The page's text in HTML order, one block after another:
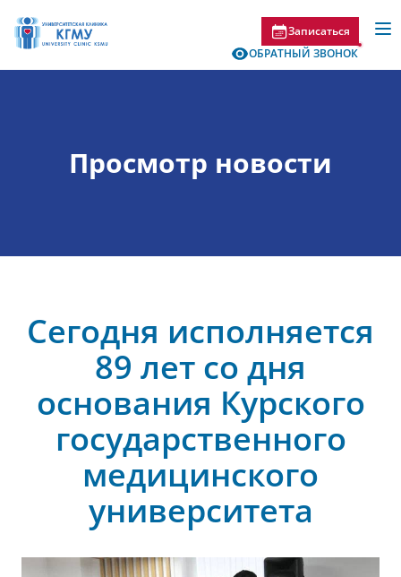
Записаться
ОБРАТНЫЙ ЗВОНОК
Просмотр новости
Сегодня исполняется
89 лет со дня
основания Курского
государственного
медицинского
университета